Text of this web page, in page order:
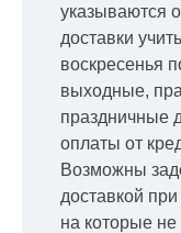
указываются
доставки
воскресенья
выходные,
праздничные
оплаты от
Возможны
доставкой
на которые